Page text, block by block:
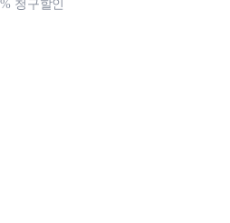
청구할인